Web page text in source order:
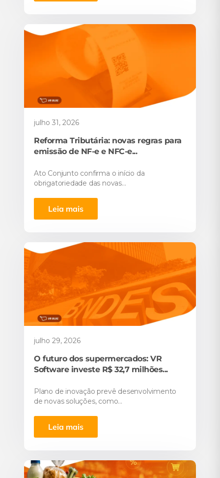
julho 31, 2026
Reforma Tributária: novas regras para
emissão de NF-e e NFC-e...
Ato Conjunto confirma o início da
obrigatoriedade das novas...
Leia mais
julho 29, 2026
O futuro dos supermercados: VR
Software investe R$ 32,7 milhões...
Plano de inovação prevê desenvolvimento
de novas soluções, como...
Leia mais